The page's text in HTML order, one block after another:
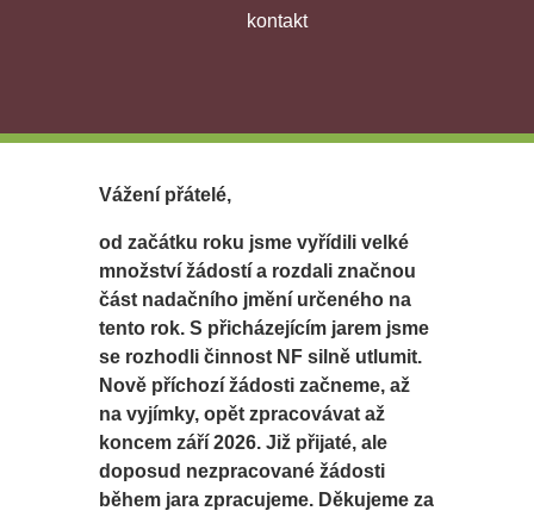
kontakt
Vážení přátelé,
od začátku roku jsme vyřídili velké
množství žádostí a rozdali značnou
část nadačního jmění určeného na
tento rok. S přicházejícím jarem jsme
se rozhodli činnost NF silně utlumit.
Nově příchozí žádosti začneme, až
na vyjímky, opět zpracovávat až
koncem září 2026. Již přijaté, ale
doposud nezpracované žádosti
během jara zpracujeme. Děkujeme za